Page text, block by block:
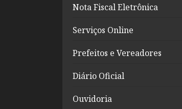
Nota Fiscal Eletrônica
Serviços Online
Prefeitos e Vereadores
Diário Oficial
Ouvidoria